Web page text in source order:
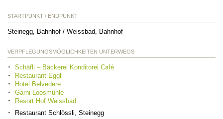
STARTPUNKT / ENDPUNKT
Steinegg, Bahnhof / Weissbad, Bahnhof
VERPFLEGUNGSMÖGLICHKEITEN UNTERWEGS
Schäfli – Bäckerei Konditorei Café
Restaurant Eggli
Hotel Belvedere
Garni Loosmühle
Resort Hof Weissbad
Restaurant Schlössli, Steinegg